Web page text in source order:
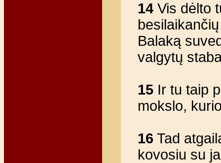
14 Vis dėlto
Balaką
valgytų
15 Ir tu taip
mokslo,
16 Tad
kovosiu su